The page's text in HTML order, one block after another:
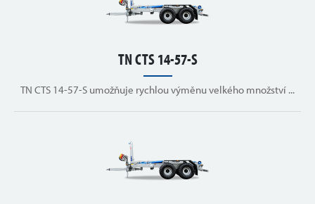
TN CTS 14-57-S
TN CTS 14-57-S umožňuje rychlou výměnu velkého množství ...